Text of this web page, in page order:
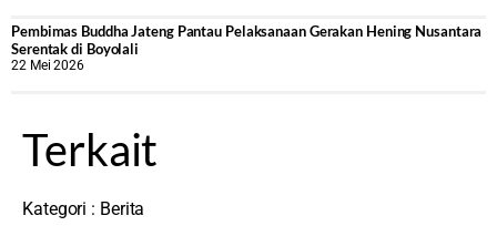
‎Pembimas Buddha Jateng Pantau Pelaksanaan Gerakan Hening Nusantara
Serentak di Boyolali
22 Mei 2026
Terkait
Kategori : Berita